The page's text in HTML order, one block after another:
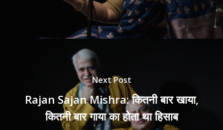
Next Post
Rajan Sajan Mishra: कितनी बार खाया,
कितनी बार गाया का होता था हिसाब